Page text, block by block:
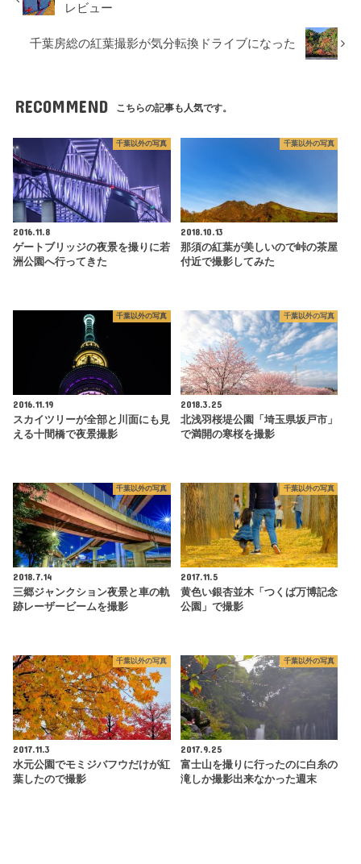
レビュー
千葉房総の紅葉撮影が気分転換ドライブになった
RECOMMEND こちらの記事も人気です。
千葉以外の写真
2016.11.8
ゲートブリッジの夜景を撮りに若
洲公園へ行ってきた
千葉以外の写真
2018.10.13
那須の紅葉が美しいので峠の茶屋
付近で撮影してみた
千葉以外の写真
2016.11.19
スカイツリーが全部と川面にも見
える十間橋で夜景撮影
千葉以外の写真
2018.3.25
北浅羽桜堤公園「埼玉県坂戸市」
で満開の寒桜を撮影
千葉以外の写真
2018.7.14
三郷ジャンクション夜景と車の軌
跡レーザービームを撮影
千葉以外の写真
2017.11.5
黄色い銀杏並木「つくば万博記念
公園」で撮影
千葉以外の写真
2017.11.3
水元公園でモミジバフウだけが紅
葉したので撮影
千葉以外の写真
2017.9.25
富士山を撮りに行ったのに白糸の
滝しか撮影出来なかった週末